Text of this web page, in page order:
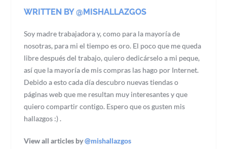
WRITTEN BY @MISHALLAZGOS
Soy madre trabajadora y, como para la mayoría de
nosotras, para mi el tiempo es oro. El poco que me queda
libre después del trabajo, quiero dedicárselo a mi peque,
así que la mayoría de mis compras las hago por Internet.
Debido a esto cada día descubro nuevas tiendas o
páginas web que me resultan muy interesantes y que
quiero compartir contigo. Espero que os gusten mis
hallazgos :) .
View all articles by@mishallazgos